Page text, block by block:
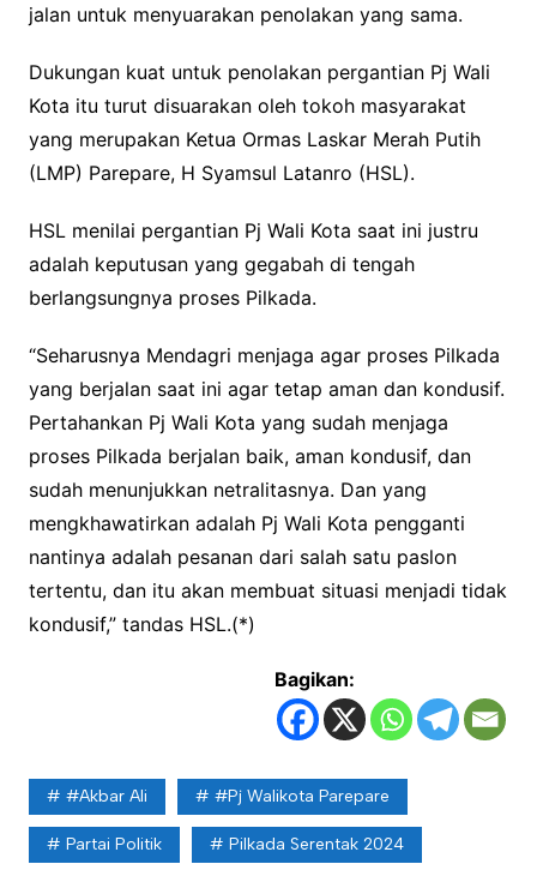
jalan untuk menyuarakan penolakan yang sama.
Dukungan kuat untuk penolakan pergantian Pj Wali
Kota itu turut disuarakan oleh tokoh masyarakat
yang merupakan Ketua Ormas Laskar Merah Putih
(LMP) Parepare, H Syamsul Latanro (HSL).
HSL menilai pergantian Pj Wali Kota saat ini justru
adalah keputusan yang gegabah di tengah
berlangsungnya proses Pilkada.
“Seharusnya Mendagri menjaga agar proses Pilkada
yang berjalan saat ini agar tetap aman dan kondusif.
Pertahankan Pj Wali Kota yang sudah menjaga
proses Pilkada berjalan baik, aman kondusif, dan
sudah menunjukkan netralitasnya. Dan yang
mengkhawatirkan adalah Pj Wali Kota pengganti
nantinya adalah pesanan dari salah satu paslon
tertentu, dan itu akan membuat situasi menjadi tidak
kondusif,” tandas HSL.(*)
Bagikan:
#Akbar Ali #Pj Walikota Parepare
Partai Politik Pilkada Serentak 2024